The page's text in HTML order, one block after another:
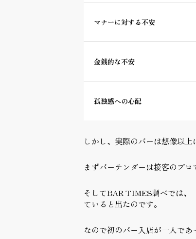
マナーに対する不安
金銭的な不安
孤独感への心配
しかし、実際のバーは想像以上
まずバーテンダーは接客のプ
そしてBAR TIMES調べでは、
ていると出たのです。
なので初のバー入店が一人であ